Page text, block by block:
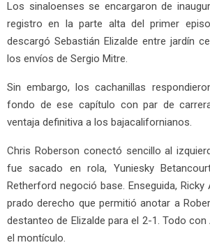
Los sinaloenses se encargaron de
registro en la parte alta del primer
descargó Sebastián Elizalde entre jardín
los envíos de Sergio Mitre.
Sin embargo, los cachanillas
fondo de ese capítulo con par de
ventaja definitiva a los bajacalifornianos.
Chris Roberson conectó sencillo al
fue sacado en rola, Yuniesky
Retherford negoció base. Enseguida,
prado derecho que permitió anotar a
destanteo de Elizalde para el 2-1. Todo
el montículo.